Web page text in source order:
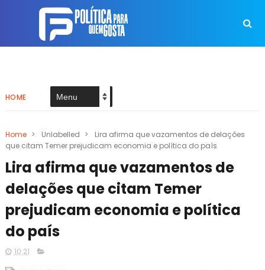
HOME
Home > Unlabelled >
Lira afirma que vazamentos de delações
que citam Temer prejudicam economia e política do país
Lira afirma que vazamentos de
delações que citam Temer
prejudicam economia e política
do país
10:21